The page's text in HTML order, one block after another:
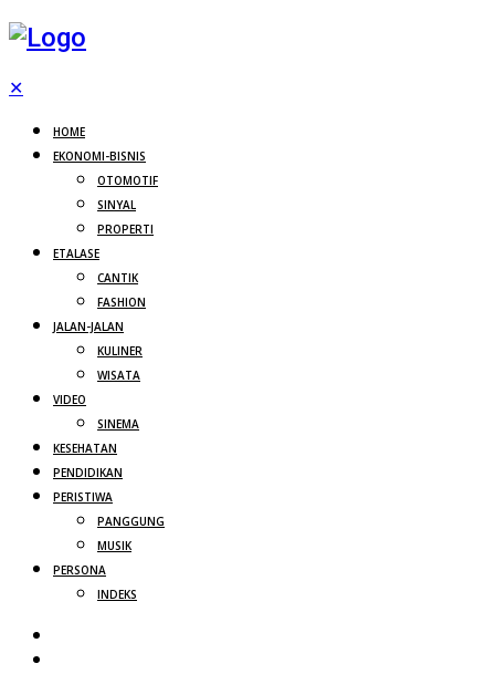
✕
HOME
EKONOMI-BISNIS
OTOMOTIF
SINYAL
PROPERTI
ETALASE
CANTIK
FASHION
JALAN-JALAN
KULINER
WISATA
VIDEO
SINEMA
KESEHATAN
PENDIDIKAN
PERISTIWA
PANGGUNG
MUSIK
PERSONA
INDEKS